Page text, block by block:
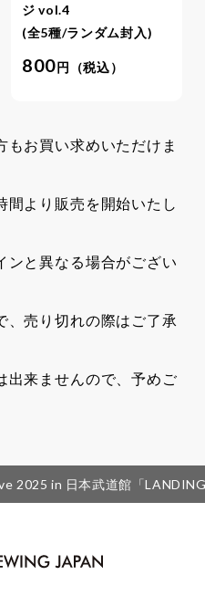
ジ vol.4
(全5種/ランダム封入)
800円（税込）
お買い求めいただけま
間より販売を開始いたし
ンと異なる場合がござい
、売り切れの際はご了承
出来ませんので、予めご
2025 in 日本武道館「